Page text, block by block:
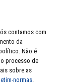
contamos com
da
Não é
processo de
sobre as
normas.